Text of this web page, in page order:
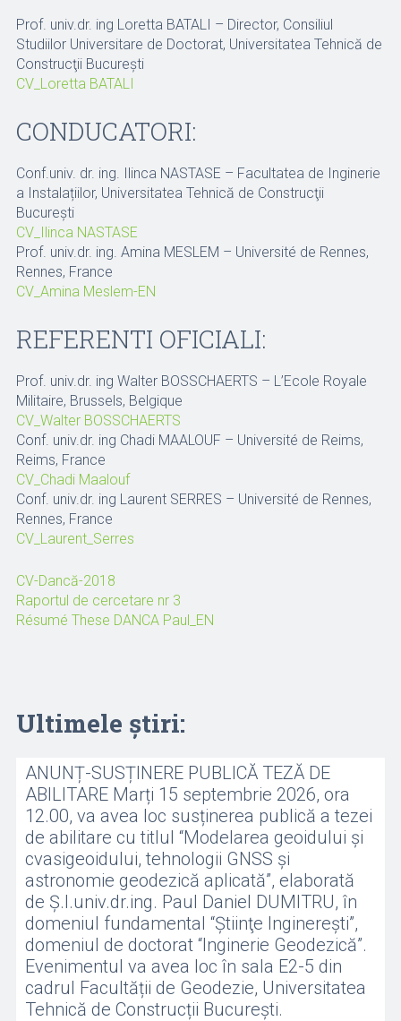
Prof. univ.dr. ing Loretta BATALI – Director, Consiliul
Studiilor Universitare de Doctorat, Universitatea Tehnică de
Construcţii Bucureşti
CV_Loretta BATALI
CONDUCATORI:
Conf.univ. dr. ing. Ilinca NASTASE – Facultatea de Inginerie
a Instalațiilor, Universitatea Tehnică de Construcţii
Bucureşti
CV_Ilinca NASTASE
Prof. univ.dr. ing. Amina MESLEM – Université de Rennes,
Rennes, France
CV_Amina Meslem-EN
REFERENTI OFICIALI:
Prof. univ.dr. ing Walter BOSSCHAERTS – L’Ecole Royale
Militaire, Brussels, Belgique
CV_Walter BOSSCHAERTS
Conf. univ.dr. ing Chadi MAALOUF – Université de Reims,
Reims, France
CV_Chadi Maalouf
Conf. univ.dr. ing Laurent SERRES – Université de Rennes,
Rennes, France
CV_Laurent_Serres
CV-Dancă-2018
Raportul de cercetare nr 3
Résumé These DANCA Paul_EN
Ultimele știri:
ANUNȚ-SUSȚINERE PUBLICĂ TEZĂ DE
ABILITARE Marți 15 septembrie 2026, ora
12.00, va avea loc susținerea publică a tezei
de abilitare cu titlul “Modelarea geoidului și
cvasigeoidului, tehnologii GNSS și
astronomie geodezică aplicată”, elaborată
de Ș.l.univ.dr.ing. Paul Daniel DUMITRU, în
domeniul fundamental “Ştiinţe Inginereşti”,
domeniul de doctorat “Inginerie Geodezică”.
Evenimentul va avea loc în sala E2-5 din
cadrul Facultății de Geodezie, Universitatea
Tehnică de Construcții București.